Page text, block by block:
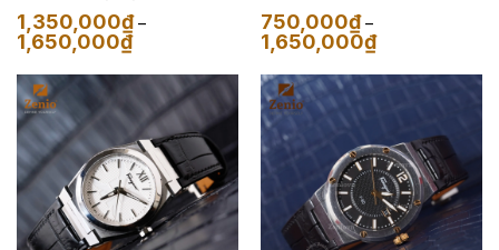
1,350,000₫ –
1,650,000₫Khoảng
giá:
1,350,000₫
1,650,000₫
750,000₫ –
1,650,000₫Khoảng
giá:
750,000₫